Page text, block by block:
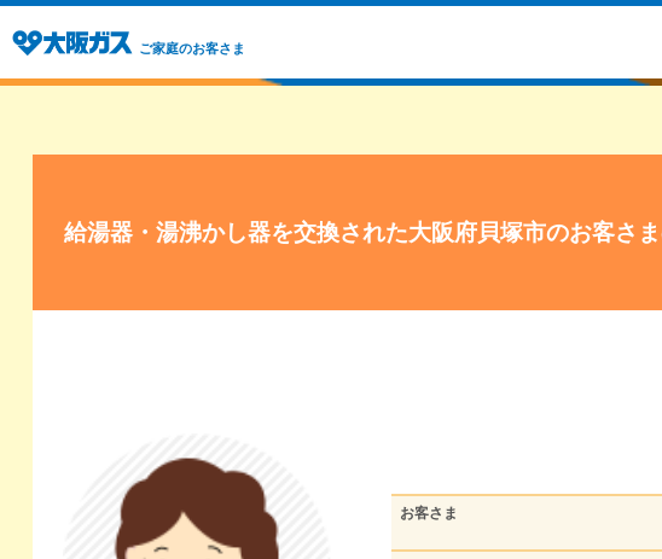
ご家庭のお客さま
給湯器・湯沸かし器を交換された大阪府貝塚市のお客さ
お客さま